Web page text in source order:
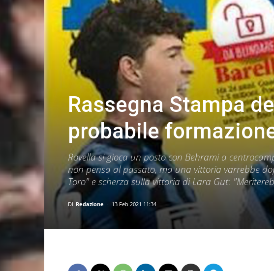
Rassegna Stampa
probabile
Rovella si gioca un posto con Behrami a
non pensa al passato, ma una vittoria varrebbe
Toro" e scherza sulla vittoria di Lara Gut:
Di Redazione - 13 Feb 2021 11:34